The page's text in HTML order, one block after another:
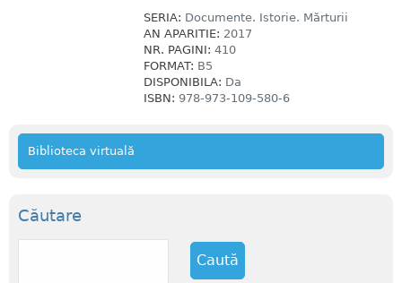
SERIA: Documente. Istorie. Mărturii
AN APARITIE: 2017
NR. PAGINI: 410
FORMAT: B5
DISPONIBILA: Da
ISBN: 978-973-109-580-6
Biblioteca virtuală
Căutare
C